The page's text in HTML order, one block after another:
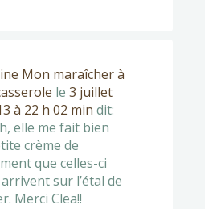
Mon maraîcher à
le 3 juillet
à 22 h 02 min dit:
elle me fait bien
crème de
que celles-ci
sur l’étal de
Merci Clea!!